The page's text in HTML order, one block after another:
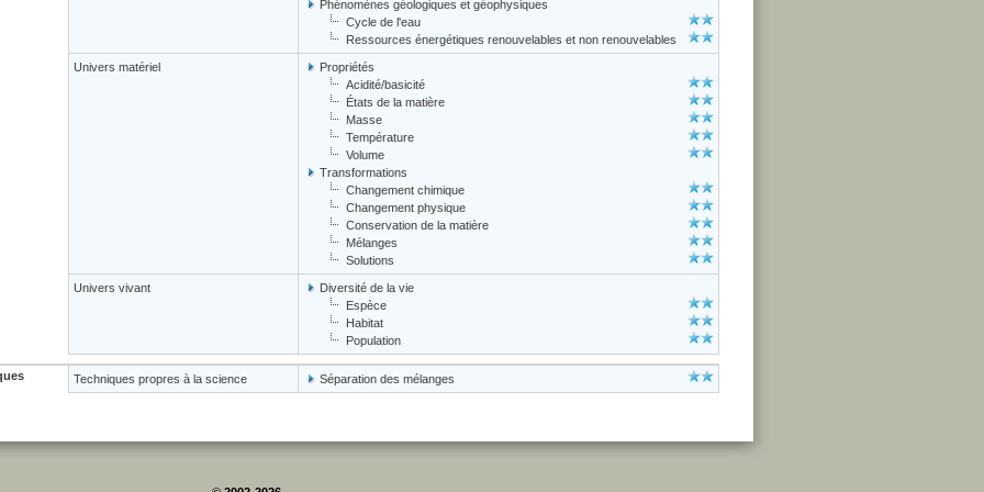
Phénomènes géologiques et géophysiques
Cycle de l'eau
Ressources énergétiques renouvelables et non renouvelables
Univers matériel
Propriétés
Acidité/basicité
États de la matière
Masse
Température
Volume
Transformations
Changement chimique
Changement physique
Conservation de la matière
Mélanges
Solutions
Univers vivant
Diversité de la vie
Espèce
Habitat
Population
Techniques propres à la science Séparation des mélanges